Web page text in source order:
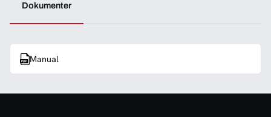
Dokumenter
Manual